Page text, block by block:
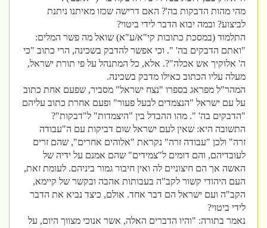
מהי מהות הדבקות בה'? האם דרישה שכזו מאיתנו ניתנת
לביצוע? ובמה יבוא הדבר לידי ביטוי?
התלמוד (במסכת כתובות קי"א/ע"א) שואל מה פשר המלים:
"ואתם הדבקים בה' ". וכי אפשר להדבק בשכינה, הרי כתוב "כי
ה' אלוקיך אש אכלה"?. אלא, כל המתנהל על פי תורת ישראל,
מעלה עליו הכתוב כאילו מדבק בשכינה.
המהר"ל מפראג בספרו "נצח ישראל" מסביר, שפעם אחת כתוב
על עם ישראל "הנצמדים לבעל פעור" ופעם אחרת כתוב עליהם
"הדבקים בה' ". מהו ההבדל בין "היצמדות" ל"דבקות"?
התשובה היא: שאין לעם ישראל שום דביקות עם ה"עבודה
זרה" ולכן "עבודה זרה" נקראת "אלוהים אחרים", שהם זרים
לעובדיהם, והם דומים ל"צמידים" שהם אמנם על ידיה של
האשה אך הם חיצוניים לה ואין חיבור גמור ביניהם. לעומת זאת,
העם היהודי קשור לקב"ה בעבותות אהבה ובקשר של קיימא,
הקב"ה ועם ישראל הם דבר אחד. אולם, כיצד נביא את הדבר
לידי ביטוי?
נאמר בתורה: "והיו הדברים האלה, אשר אנוכי מצווך היום, על